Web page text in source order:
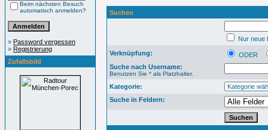
Beim nächsten Besuch
automatisch anmelden?
» Password vergessen
» Registrierung
Zufallsbild
Suchen
Nur neue
Verknüpfung:
ODER
Suche nach Username:
Benutzen Sie * als Platzhalter.
Kategorie:
Suche in Feldern: